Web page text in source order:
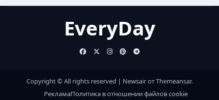
EveryDay
Copyright © All rights reserved | NewsairотThemeansar.
РекламаПолитика в отношении файлов cookie